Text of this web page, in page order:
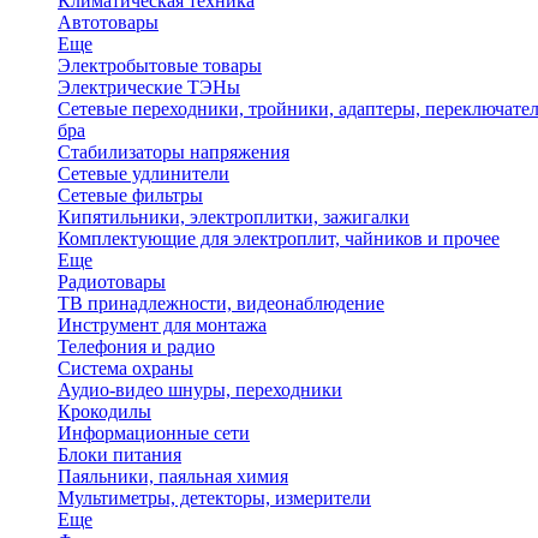
Автотовары
Еще
Электробытовые товары
Электрические ТЭНы
Сетевые переходники, тройники, адаптеры,
бра
Стабилизаторы напряжения
Сетевые удлинители
Сетевые фильтры
Кипятильники, электроплитки, зажигалки
Комплектующие для электроплит, чайников и прочее
Еще
Радиотовары
ТВ принадлежности, видеонаблюдение
Инструмент для монтажа
Телефония и радио
Система охраны
Аудио-видео шнуры, переходники
Крокодилы
Информационные сети
Блоки питания
Паяльники, паяльная химия
Мультиметры, детекторы, измерители
Еще